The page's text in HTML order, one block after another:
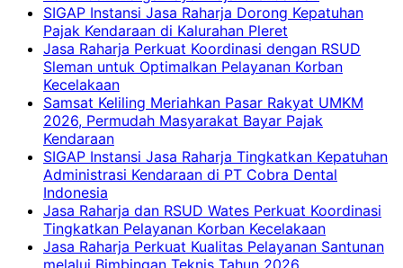
SIGAP Instansi Jasa Raharja Dorong Kepatuhan
Pajak Kendaraan di Kalurahan Pleret
Jasa Raharja Perkuat Koordinasi dengan RSUD
Sleman untuk Optimalkan Pelayanan Korban
Kecelakaan
Samsat Keliling Meriahkan Pasar Rakyat UMKM
2026, Permudah Masyarakat Bayar Pajak
Kendaraan
SIGAP Instansi Jasa Raharja Tingkatkan Kepatuhan
Administrasi Kendaraan di PT Cobra Dental
Indonesia
Jasa Raharja dan RSUD Wates Perkuat Koordinasi
Tingkatkan Pelayanan Korban Kecelakaan
Jasa Raharja Perkuat Kualitas Pelayanan Santunan
melalui Bimbingan Teknis Tahun 2026